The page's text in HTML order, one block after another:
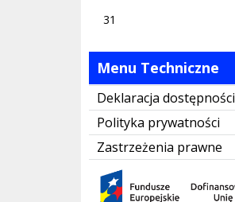
31
Menu Techniczne
Deklaracja dostępności
Polityka prywatności
Zastrzeżenia prawne
Z budżetu Unii Europejskiej